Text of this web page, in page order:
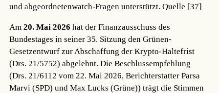
und abgeordnetenwatch-Fragen unterstützt.Quelle [37]
Am20. Mai 2026 hat der Finanzausschuss des
Bundestages in seiner 35. Sitzung den Grünen-
Gesetzentwurf zur Abschaffung der Krypto-Haltefrist
(Drs. 21/5752) abgelehnt. Die Beschlussempfehlung
(Drs. 21/6112 vom 22. Mai 2026, Berichterstatter Parsa
Marvi (SPD) und Max Lucks (Grüne)) trägt die Stimmen